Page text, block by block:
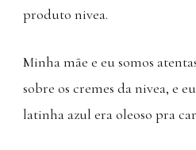
produto nivea.
Minha mãe e eu somos
sobre os cremes da nivea, e
latinha azul era oleoso pra